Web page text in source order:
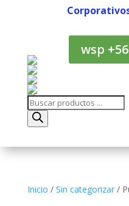
wsp
Búsqueda
de
productos
Inicio / Sin categorizar/